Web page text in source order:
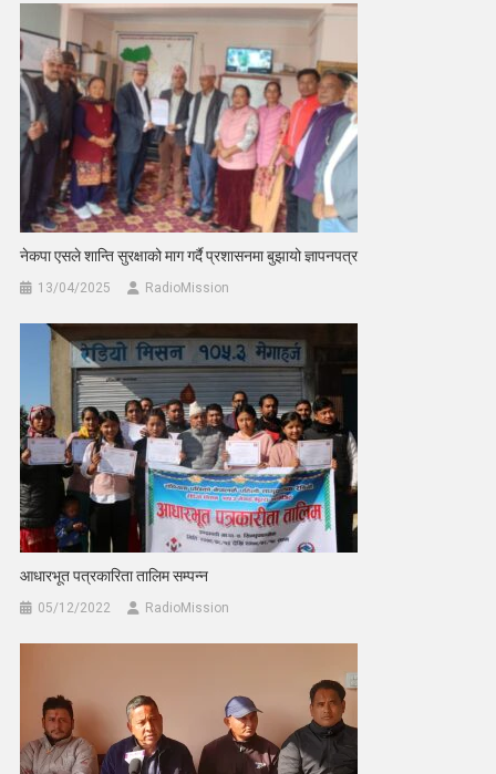
नेकपा एसले शान्ति सुरक्षाको माग गर्दै प्रशासनमा बुझायो ज्ञापनपत्र
13/04/2025 RadioMission
आधारभूत पत्रकारिता तालिम सम्पन्न
05/12/2022 RadioMission